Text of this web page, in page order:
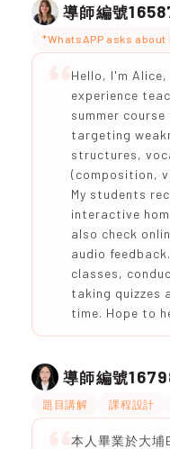
導師編號
*WhatsAPP asks about
Hello, I'm
experience
summer
targeting
structures,
(composition,
My students
interactive
also check
audio
classes,
taking quizzes
time. Hope to
導師編號
題目講解 課程設計
本人畢業於大埔